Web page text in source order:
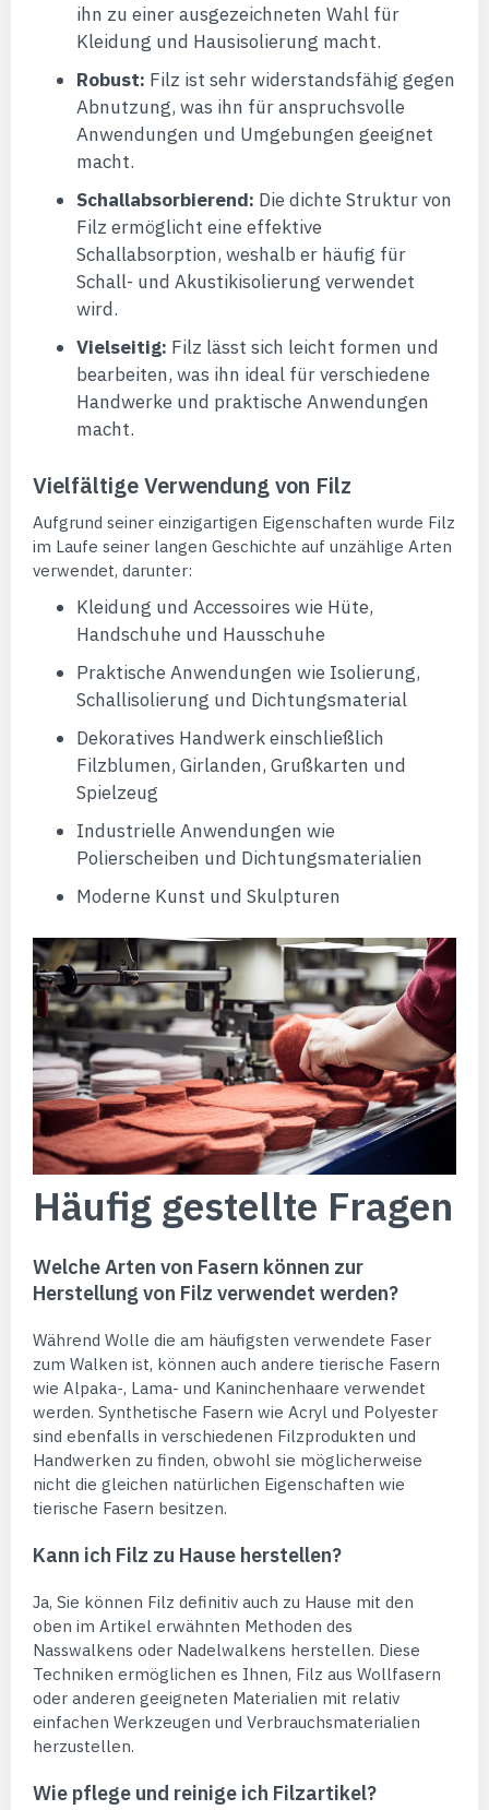
ihn zu einer ausgezeichneten Wahl für
Kleidung und Hausisolierung macht.
Robust: Filz ist sehr widerstandsfähig gegen
Abnutzung, was ihn für anspruchsvolle
Anwendungen und Umgebungen geeignet
macht.
Schallabsorbierend: Die dichte Struktur von
Filz ermöglicht eine effektive
Schallabsorption, weshalb er häufig für
Schall- und Akustikisolierung verwendet
wird.
Vielseitig: Filz lässt sich leicht formen und
bearbeiten, was ihn ideal für verschiedene
Handwerke und praktische Anwendungen
macht.
Vielfältige Verwendung von Filz
Aufgrund seiner einzigartigen Eigenschaften wurde Filz
im Laufe seiner langen Geschichte auf unzählige Arten
verwendet, darunter:
Kleidung und Accessoires wie Hüte,
Handschuhe und Hausschuhe
Praktische Anwendungen wie Isolierung,
Schallisolierung und Dichtungsmaterial
Dekoratives Handwerk einschließlich
Filzblumen, Girlanden, Grußkarten und
Spielzeug
Industrielle Anwendungen wie
Polierscheiben und Dichtungsmaterialien
Moderne Kunst und Skulpturen
Häufig gestellte Fragen
Welche Arten von Fasern können zur
Herstellung von Filz verwendet werden?
Während Wolle die am häufigsten verwendete Faser
zum Walken ist, können auch andere tierische Fasern
wie Alpaka-, Lama- und Kaninchenhaare verwendet
werden. Synthetische Fasern wie Acryl und Polyester
sind ebenfalls in verschiedenen Filzprodukten und
Handwerken zu finden, obwohl sie möglicherweise
nicht die gleichen natürlichen Eigenschaften wie
tierische Fasern besitzen.
Kann ich Filz zu Hause herstellen?
Ja, Sie können Filz definitiv auch zu Hause mit den
oben im Artikel erwähnten Methoden des
Nasswalkens oder Nadelwalkens herstellen. Diese
Techniken ermöglichen es Ihnen, Filz aus Wollfasern
oder anderen geeigneten Materialien mit relativ
einfachen Werkzeugen und Verbrauchsmaterialien
herzustellen.
Wie pflege und reinige ich Filzartikel?